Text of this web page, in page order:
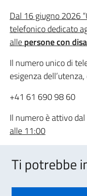
Dal 16 giugno 2026 “
telefonico dedicato
allepersone con
Il numero unico di
esigenza
+41 61 690 98 60
Il numero è attivo
alle 11:00
Ti potrebbe